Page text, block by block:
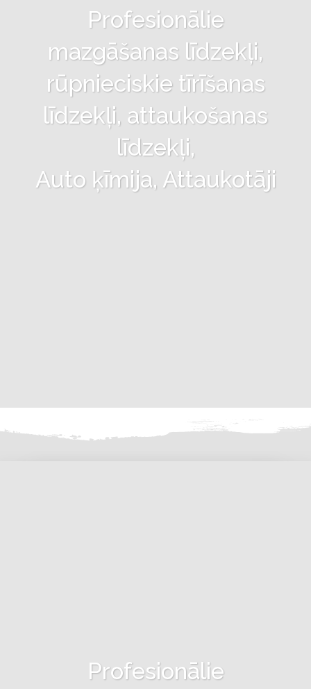
Profesionālie
mazgāšanas līdzekļi,
rūpnieciskie tīrīšanas
līdzekļi, attaukošanas
līdzekļi,
Auto ķīmija, Attaukotāji
Profesionālie